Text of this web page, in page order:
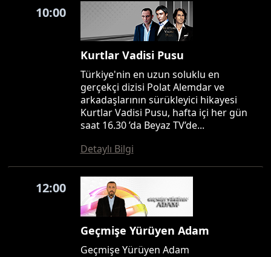
10:00
Kurtlar Vadisi Pusu
Türkiye'nin en uzun soluklu en
gerçekçi dizisi Polat Alemdar ve
arkadaşlarının sürükleyici hikayesi
Kurtlar Vadisi Pusu, hafta içi her gün
saat 16.30 ’da Beyaz TV’de...
Detaylı Bilgi
12:00
Geçmişe Yürüyen Adam
Geçmişe Yürüyen Adam